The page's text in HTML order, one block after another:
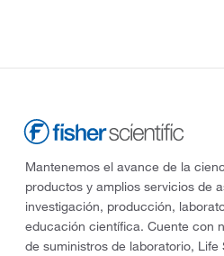
Mantenemos el avance de la
productos y amplios servicios de
investigación, producción,
educación científica. Cuente con
de suministros de laboratorio,